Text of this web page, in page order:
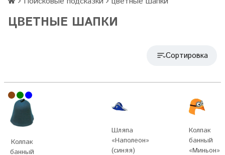
ЦВЕТНЫЕ ШАПКИ
Сортировка
Колпак
банный
Шляпа
«Наполеон»
(синяя)
Колпак
банный
«Миньон»